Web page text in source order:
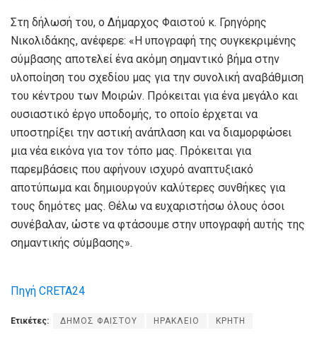
Στη δήλωσή του, ο Δήμαρχος Φαιστού κ. Γρηγόρης
Νικολιδάκης, ανέφερε: «Η υπογραφή της συγκεκριμένης
σύμβασης αποτελεί ένα ακόμη σημαντικό βήμα στην
υλοποίηση του σχεδίου μας για την συνολική αναβάθμιση
του κέντρου των Μοιρών. Πρόκειται για ένα μεγάλο και
ουσιαστικό έργο υποδομής, το οποίο έρχεται να
υποστηρίξει την αστική ανάπλαση και να διαμορφώσει
μια νέα εικόνα για τον τόπο μας. Πρόκειται για
παρεμβάσεις που αφήνουν ισχυρό αναπτυξιακό
αποτύπωμα και δημιουργούν καλύτερες συνθήκες για
τους δημότες μας. Θέλω να ευχαριστήσω όλους όσοι
συνέβαλαν, ώστε να φτάσουμε στην υπογραφή αυτής της
σημαντικής σύμβασης».
Πηγή CRETA24
Ετικέτες: ΔΗΜΟΣ ΦΑΙΣΤΟΥ ΗΡΑΚΛΕΙΟ ΚΡΗΤΗ